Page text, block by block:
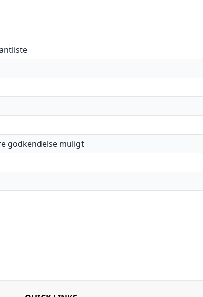
godkendelse muligt